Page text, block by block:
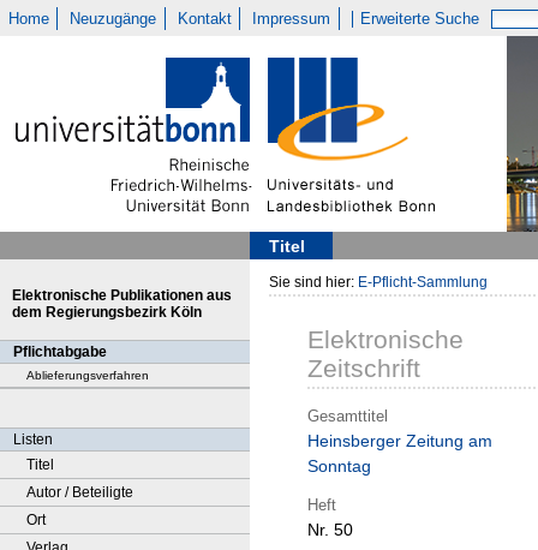
Home Neuzugänge Kontakt Impressum Erweiterte Suche
Titel
Elektronische Publikationen aus
dem Regierungsbezirk Köln
Pflichtabgabe
Ablieferungsverfahren
Listen
Titel
Autor / Beteiligte
Ort
Sie sind hier: E-Pflicht-Sammlung
Elektronische
Zeitschrift
Gesamttitel
Heinsberger Zeitung am
Sonntag
Heft
Nr. 50